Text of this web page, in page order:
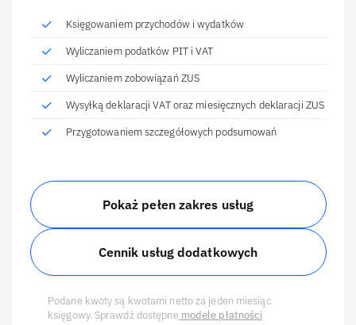
Księgowaniem przychodów i wydatków
Wyliczaniem podatków PIT i VAT
Wyliczaniem zobowiązań ZUS
Wysyłką deklaracji VAT oraz miesięcznych deklaracji ZUS
Przygotowaniem szczegółowych podsumowań
Pokaż pełen zakres usług
Cennik usług dodatkowych
Podane kwoty są kwotami netto za jeden miesiąc
księgowy. Sprawdź dostępnemodele płatności